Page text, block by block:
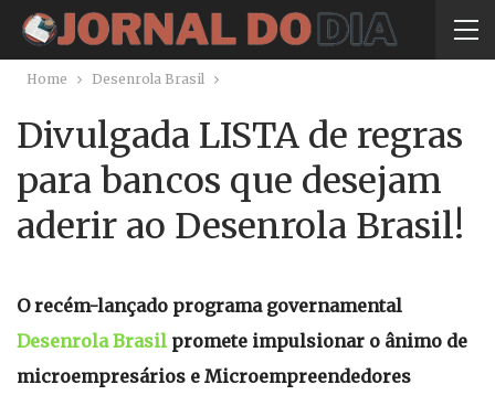
Home Desenrola Brasil
Divulgada LISTA de regras
para bancos que desejam
aderir ao Desenrola Brasil!
O recém-lançado programa governamental
Desenrola Brasil promete impulsionar o ânimo de
microempresários e Microempreendedores